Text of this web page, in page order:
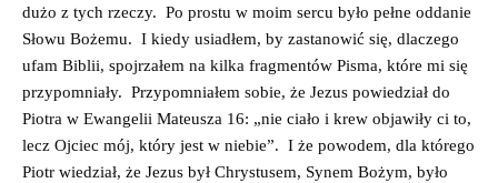
dużo z tych rzeczy. Po prostu w moim sercu było pełne oddanie
Słowu Bożemu. I kiedy usiadłem, by zastanowić się, dlaczego
ufam Biblii, spojrzałem na kilka fragmentów Pisma, które mi się
przypomniały. Przypomniałem sobie, że Jezus powiedział do
Piotra w Ewangelii Mateusza 16: „nie ciało i krew objawiły ci to,
lecz Ojciec mój, który jest w niebie”. I że powodem, dla którego
Piotr wiedział, że Jezus był Chrystusem, Synem Bożym, było